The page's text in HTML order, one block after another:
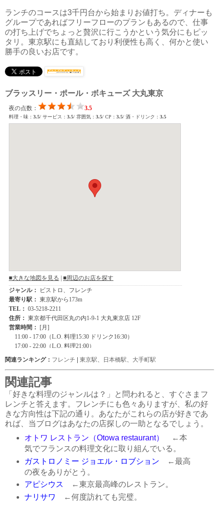
ランチのコースは3千円台から始まりお値打ち。ディナーも
グループであればフリーフローのプランもあるので、仕事
の打ち上げでちょっと贅沢に行こうかという気分にもピッ
タリ。東京駅にも直結しており利便性も高く、何かと使い
勝手の良いお店です。
ブラッスリー・ポール・ボキューズ 大丸東京
関連ランキング： フレンチ | 東京駅 日本橋駅 大手町駅
関連記事
「好きな料理のジャンルは？」と問われると、すぐさまフ
レンチと答えます。フレンチにも色々ありますが、私の好
きな方向性は下記の通り。あなたがこれらの店が好きであ
れば、当ブログはあなたの店探しの一助となるでしょう。
オトワ レストラン（Otowa restaurant）
←本
気でフランスの料理文化に取り組んでいる。
ガストロノミー ジョエル・ロブション ←最高
の夜をありがとう。
アピシウス ←東京最高峰のレストラン。
ナリサワ ←何度訪れても完璧。